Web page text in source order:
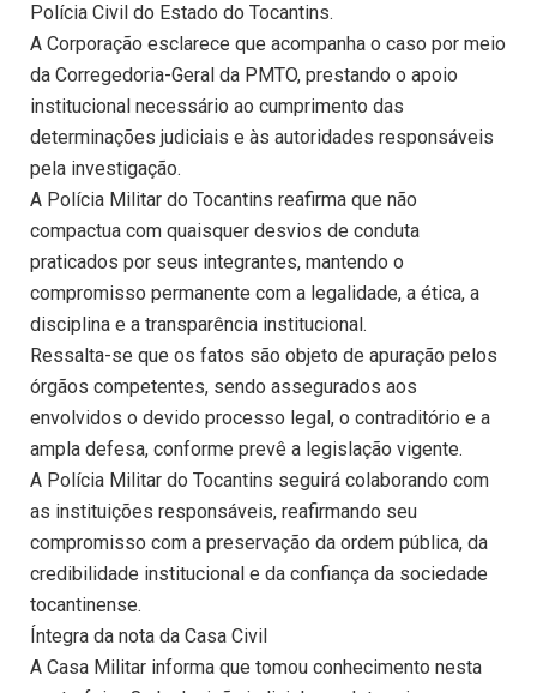
Polícia Civil do Estado do Tocantins.
A Corporação esclarece que acompanha o caso por meio
da Corregedoria-Geral da PMTO, prestando o apoio
institucional necessário ao cumprimento das
determinações judiciais e às autoridades responsáveis
pela investigação.
A Polícia Militar do Tocantins reafirma que não
compactua com quaisquer desvios de conduta
praticados por seus integrantes, mantendo o
compromisso permanente com a legalidade, a ética, a
disciplina e a transparência institucional.
Ressalta-se que os fatos são objeto de apuração pelos
órgãos competentes, sendo assegurados aos
envolvidos o devido processo legal, o contraditório e a
ampla defesa, conforme prevê a legislação vigente.
A Polícia Militar do Tocantins seguirá colaborando com
as instituições responsáveis, reafirmando seu
compromisso com a preservação da ordem pública, da
credibilidade institucional e da confiança da sociedade
tocantinense.
Íntegra da nota da Casa Civil
A Casa Militar informa que tomou conhecimento nesta